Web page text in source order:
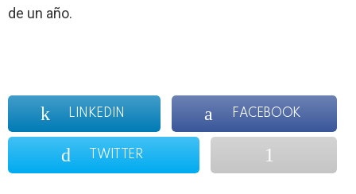
de un año.
LINKEDIN FACEBOOK
TWITTER